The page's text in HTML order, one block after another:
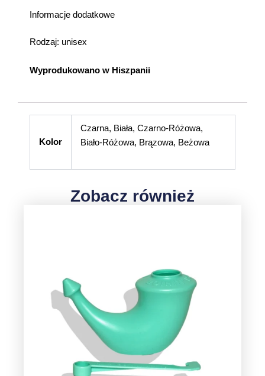
Informacje dodatkowe
Rodzaj: unisex
Wyprodukowano w Hiszpanii
Kolor
Czarna, Biała, Czarno-Różowa,
Biało-Różowa, Brązowa, Beżowa
Zobacz również